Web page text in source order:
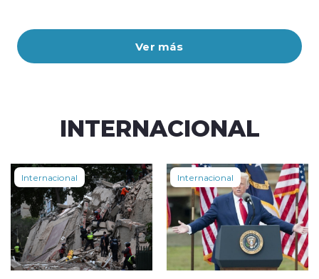
Ver más
INTERNACIONAL
Internacional Internacional